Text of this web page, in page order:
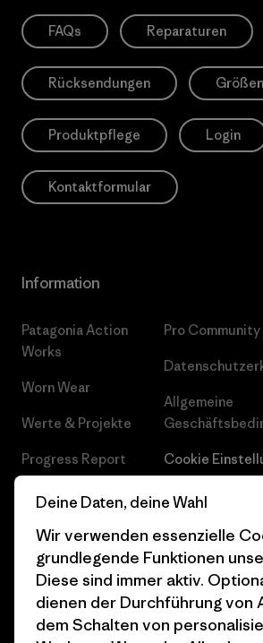
FAQs Reparaturen
Rücksendungen
Produktpflege Login
Kontaktformular
Information
Patagonia Action
Works
Worn Wear
Werte & Projekte
Progress Report
Business Unusual
Klimaziele
1% For The Planet
Wie wir finanzieren
Geschenkgutscheine
Pro Community
Allgemeine
Cookie
Karriere
Pressekontakt
Industry
Affiliate-
Patagonia
Deine Daten, deine Wahl
Wir verwenden essenzielle
grundlegende Funktionen
Diese sind immer aktiv.
dienen der Durchführung von
dem Schalten von